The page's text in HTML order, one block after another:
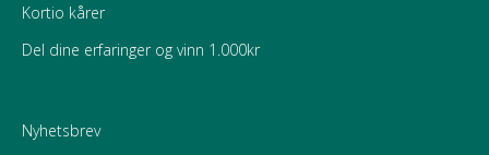
Kortio kårer
Del dine erfaringer og vinn 1.000kr
Nyhetsbrev